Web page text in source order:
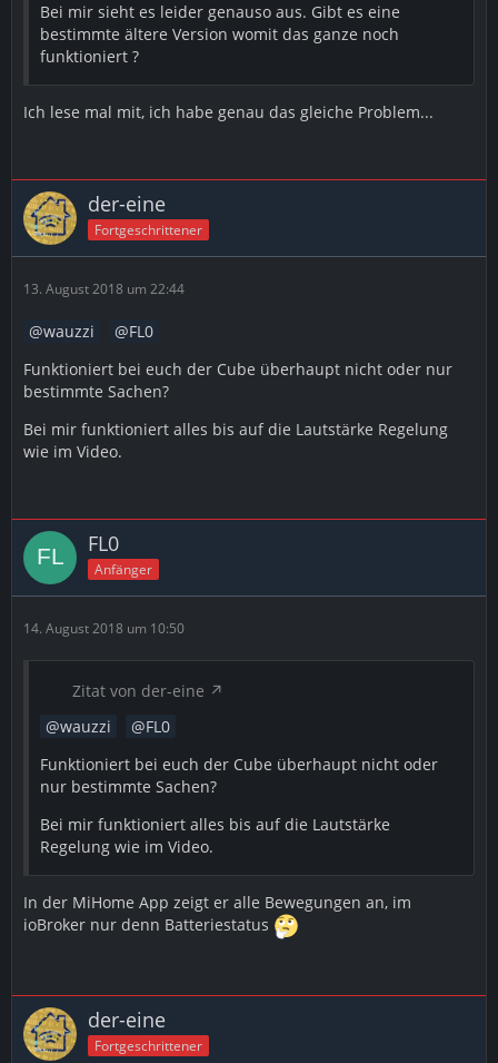
Bei mir sieht es leider genauso aus. Gibt es eine
bestimmte ältere Version womit das ganze noch
funktioniert ?
Ich lese mal mit, ich habe genau das gleiche Problem...
der-eine
Fortgeschrittener
13. August 2018 um 22:44
wauzzi
FL0
Funktioniert bei euch der Cube überhaupt nicht oder nur
bestimmte Sachen?
Bei mir funktioniert alles bis auf die Lautstärke Regelung
wie im Video.
FL0
Anfänger
14. August 2018 um 10:50
Zitat von der-eine
wauzzi
FL0
Funktioniert bei euch der Cube überhaupt nicht oder
nur bestimmte Sachen?
Bei mir funktioniert alles bis auf die Lautstärke
Regelung wie im Video.
In der MiHome App zeigt er alle Bewegungen an, im
ioBroker nur denn Batteriestatus
der-eine
Fortgeschrittener